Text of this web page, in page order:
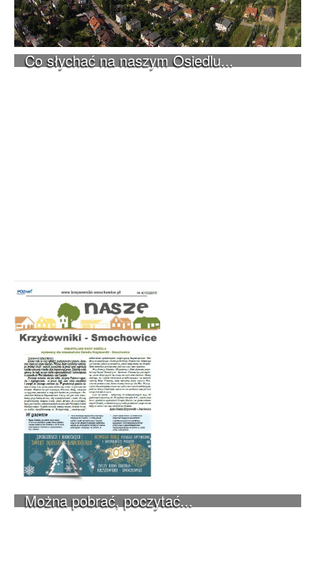
Co słychać na naszym Osiedlu...
Można pobrać, poczytać...